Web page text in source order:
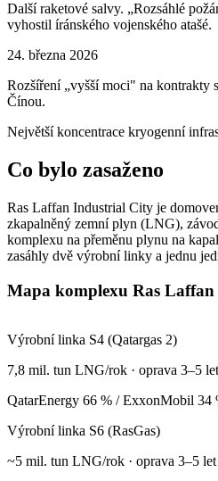
Další raketové salvy. „Rozsáhlé
vyhostil íránského vojenského atašé.
24. března 2026
Rozšíření „vyšší moci" na kontrakty
Čínou.
Největší koncentrace kryogenní
Co bylo zasaženo
Ras Laffan Industrial City je
zkapalněný zemní plyn (LNG),
komplexu na přeměnu plynu na
zasáhly dvě výrobní linky a jednu
Mapa komplexu Ras Laffan
+
−
Výrobní linka S4 (Qatargas 2)
7,8 mil. tun LNG/rok · oprava 3–5 let
QatarEnergy 66 % / ExxonMobil 34
Výrobní linka S6 (RasGas)
~5 mil. tun LNG/rok · oprava 3–5 let